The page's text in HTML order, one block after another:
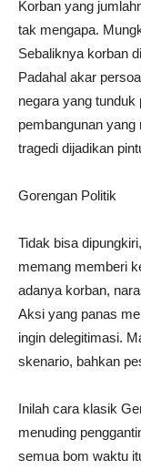
Korban yang
tak mengapa.
Sebaliknya korban
Padahal akar
negara yang
pembangunan
tragedi dijadikan
Gorengan Politik
Tidak bisa
memang memberi
adanya korban,
Aksi yang panas
ingin delegitimasi.
skenario, bahkan
Inilah cara klasik
menuding
semua bom waktu